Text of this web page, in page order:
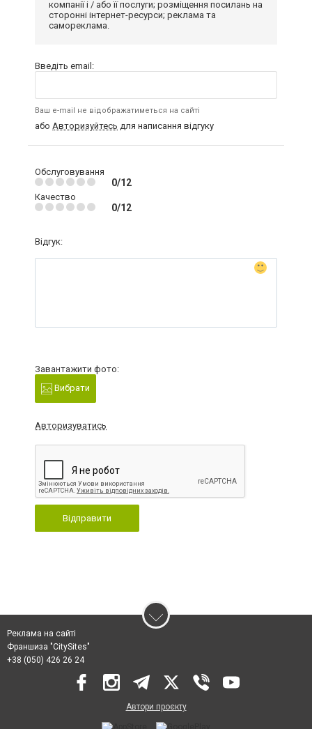
компанії і / або її послуги; розміщення посилань на
сторонні інтернет-ресурси; реклама та
самореклама.
Введіть email:
Ваш e-mail не відображатиметься на сайті
або Авторизуйтесь для написання відгуку
Обслуговування
0/12
Качество
0/12
Відгук:
Завантажити фото:
Вибрати
Авторизуватись
Відправити
Реклама на сайті
Франшиза "CitySites"
+38 (050) 426 26 24
Автори проєкту